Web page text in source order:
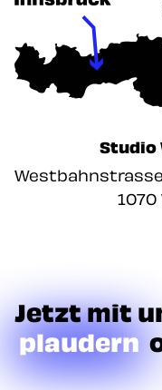
Studio
1070
Jetzt mit
plaudern